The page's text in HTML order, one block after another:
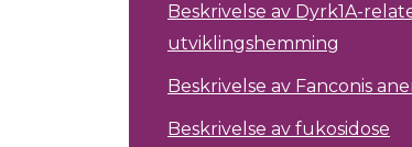
Beskrivelse av Dyrk1A-
utviklingshemming
Beskrivelse av Fanconis
Beskrivelse av fukosidose